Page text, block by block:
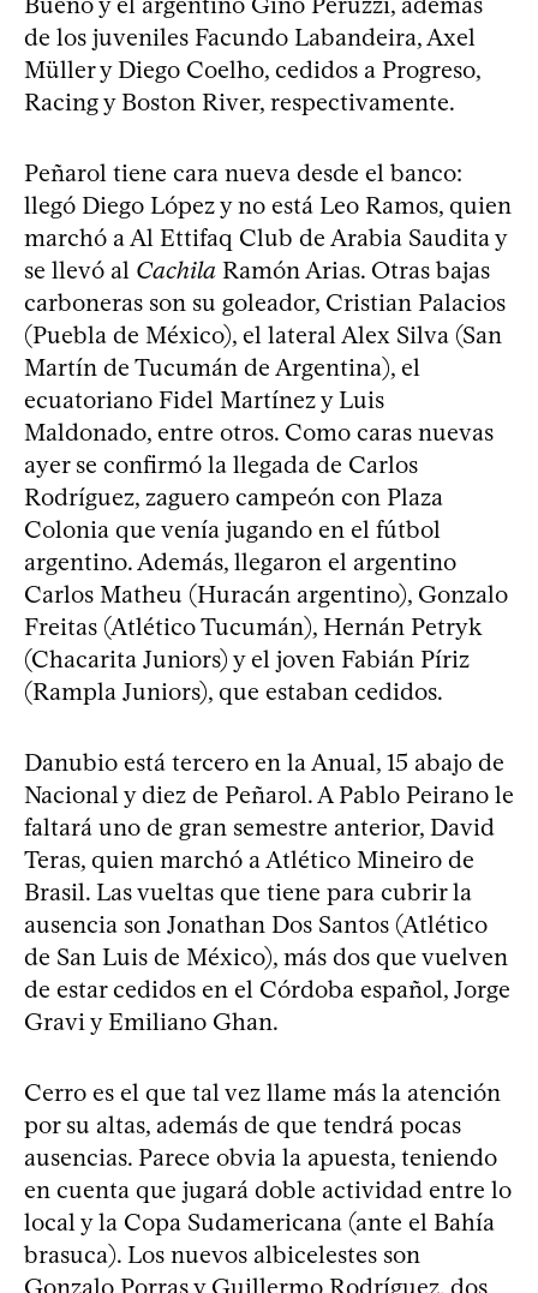
de los juveniles Facundo Labandeira, Axel
Müller y Diego Coelho, cedidos a Progreso,
Racing y Boston River, respectivamente.
Peñarol tiene cara nueva desde el banco:
llegó Diego López y no está Leo Ramos, quien
marchó a Al Ettifaq Club de Arabia Saudita y
se llevó al Cachila Ramón Arias. Otras bajas
carboneras son su goleador, Cristian Palacios
(Puebla de México), el lateral Alex Silva (San
Martín de Tucumán de Argentina), el
ecuatoriano Fidel Martínez y Luis
Maldonado, entre otros. Como caras nuevas
ayer se confirmó la llegada de Carlos
Rodríguez, zaguero campeón con Plaza
Colonia que venía jugando en el fútbol
argentino. Además, llegaron el argentino
Carlos Matheu (Huracán argentino), Gonzalo
Freitas (Atlético Tucumán), Hernán Petryk
(Chacarita Juniors) y el joven Fabián Píriz
(Rampla Juniors), que estaban cedidos.
Danubio está tercero en la Anual, 15 abajo de
Nacional y diez de Peñarol. A Pablo Peirano le
faltará uno de gran semestre anterior, David
Teras, quien marchó a Atlético Mineiro de
Brasil. Las vueltas que tiene para cubrir la
ausencia son Jonathan Dos Santos (Atlético
de San Luis de México), más dos que vuelven
de estar cedidos en el Córdoba español, Jorge
Gravi y Emiliano Ghan.
Cerro es el que tal vez llame más la atención
por su altas, además de que tendrá pocas
ausencias. Parece obvia la apuesta, teniendo
en cuenta que jugará doble actividad entre lo
local y la Copa Sudamericana (ante el Bahía
brasuca). Los nuevos albicelestes son
Gonzalo Porras y Guillermo Rodríguez, dos